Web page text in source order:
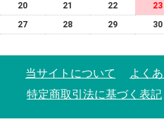
20
21 22 23
27
28 29 30
当サイトについて よく
特定商取引法に基づく表記